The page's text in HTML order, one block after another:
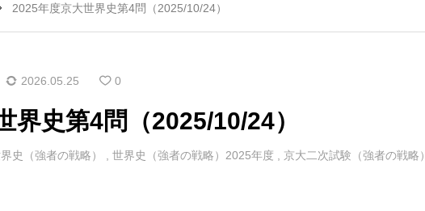
2025年度京大世界史第4問（2025/10/24）
2026.05.25 0
界史第4問（2025/10/24）
史（強者の戦略） 世界史（強者の戦略）2025年度 京大二次試験（強者の戦略）